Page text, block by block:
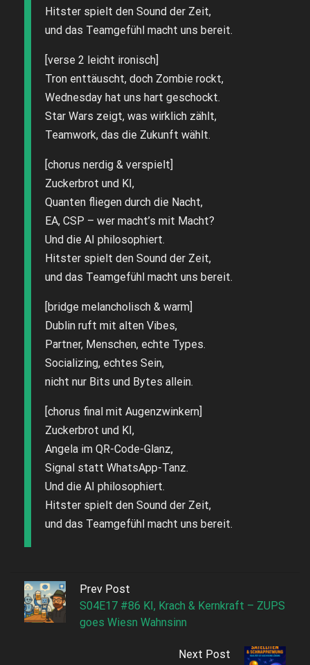
Hitster spielt den Sound der Zeit,
und das Teamgefühl macht uns bereit.
[verse 2 leicht ironisch]
Tron enttäuscht, doch Zombie rockt,
Wednesday hat uns hart geschockt.
Star Wars zeigt, was wirklich zählt,
Teamwork, das die Zukunft wählt.
[chorus nerdig & verspielt]
Zuckerbrot und KI,
Quanten fliegen durch die Nacht,
EA, CSP – wer macht’s mit Macht?
Und die AI philosophiert.
Hitster spielt den Sound der Zeit,
und das Teamgefühl macht uns bereit.
[bridge melancholisch & warm]
Dublin ruft mit alten Vibes,
Partner, Menschen, echte Types.
Socializing, echtes Sein,
nicht nur Bits und Bytes allein.
[chorus final mit Augenzwinkern]
Zuckerbrot und KI,
Angela im QR-Code-Glanz,
Signal statt WhatsApp-Tanz.
Und die AI philosophiert.
Hitster spielt den Sound der Zeit,
und das Teamgefühl macht uns bereit.
Prev Post
S04E17 #86 KI, Krach & Kernkraft – ZUPS
goes Wiesn Wahnsinn
Next Post